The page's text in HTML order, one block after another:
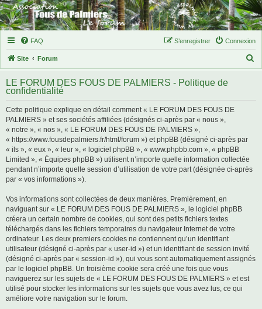
FAQ Connexion
S’enregistrer
Site Forum
h
LE FORUM DES FOUS DE PALMIERS - Politique de
confidentialité
Cette politique explique en détail comment « LE FORUM DES FOUS DE
PALMIERS » et ses sociétés affiliées (désignés ci-après par « nous »,
« notre », « nos », « LE FORUM DES FOUS DE PALMIERS »,
« https://www.fousdepalmiers.fr/html/forum ») et phpBB (désigné ci-après par
« ils », « eux », « leur », « logiciel phpBB », « www.phpbb.com », « phpBB
Limited », « Équipes phpBB ») utilisent n’importe quelle information collectée
pendant n’importe quelle session d’utilisation de votre part (désignée ci-après
par « vos informations »).
Vos informations sont collectées de deux manières. Premièrement, en
naviguant sur « LE FORUM DES FOUS DE PALMIERS », le logiciel phpBB
créera un certain nombre de cookies, qui sont des petits fichiers textes
téléchargés dans les fichiers temporaires du navigateur Internet de votre
ordinateur. Les deux premiers cookies ne contiennent qu’un identifiant
utilisateur (désigné ci-après par « user-id ») et un identifiant de session invité
(désigné ci-après par « session-id »), qui vous sont automatiquement assignés
par le logiciel phpBB. Un troisième cookie sera créé une fois que vous
naviguerez sur les sujets de « LE FORUM DES FOUS DE PALMIERS » et est
utilisé pour stocker les informations sur les sujets que vous avez lus, ce qui
améliore votre navigation sur le forum.